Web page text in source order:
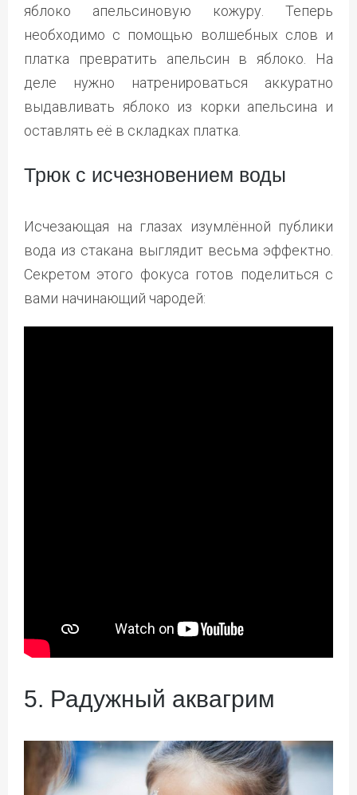
яблоко апельсиновую кожуру. Теперь
необходимо с помощью волшебных слов и
платка превратить апельсин в яблоко. На
деле нужно натренироваться аккуратно
выдавливать яблоко из корки апельсина и
оставлять её в складках платка.
Трюк с исчезновением воды
Исчезающая на глазах изумлённой публики
вода из стакана выглядит весьма эффектно.
Секретом этого фокуса готов поделиться с
вами начинающий чародей:
5. Радужный аквагрим